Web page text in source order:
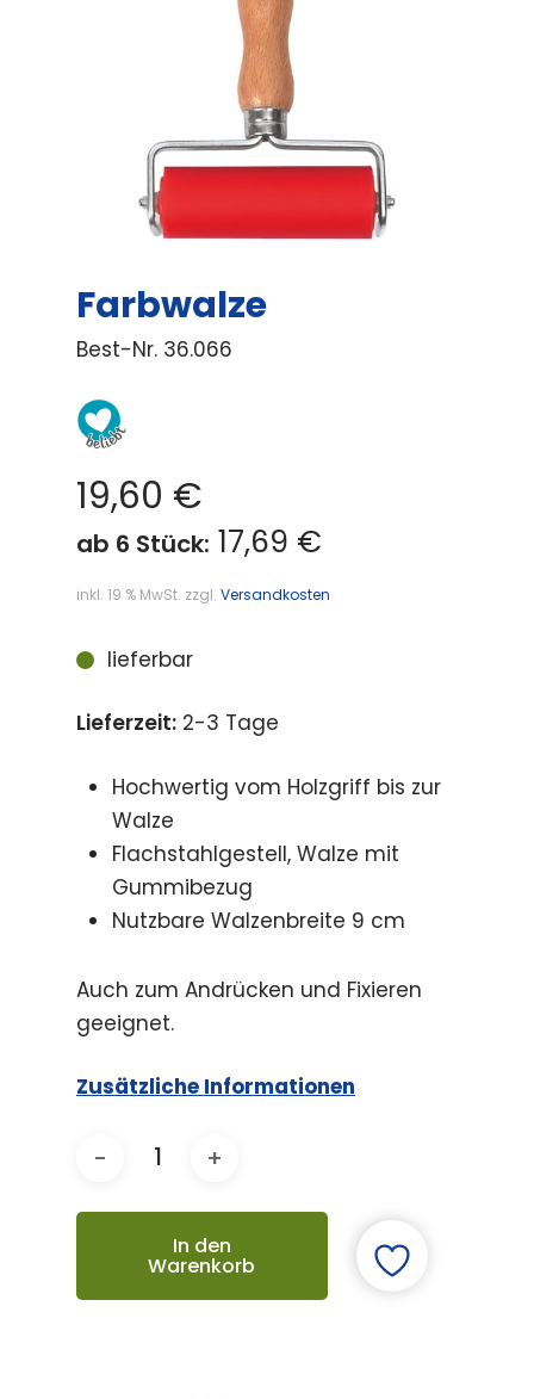
Farbwalze
Best-Nr. 36.066
19,60 €
ab 6 Stück: 17,69 €
inkl. 19 % MwSt. zzgl. Versandkosten
lieferbar
Lieferzeit: 2-3 Tage
Hochwertig vom Holzgriff bis zur
Walze
Flachstahlgestell, Walze mit
Gummibezug
Nutzbare Walzenbreite 9 cm
Auch zum Andrücken und Fixieren
geeignet.
Zusätzliche Informationen
In den
Warenkorb